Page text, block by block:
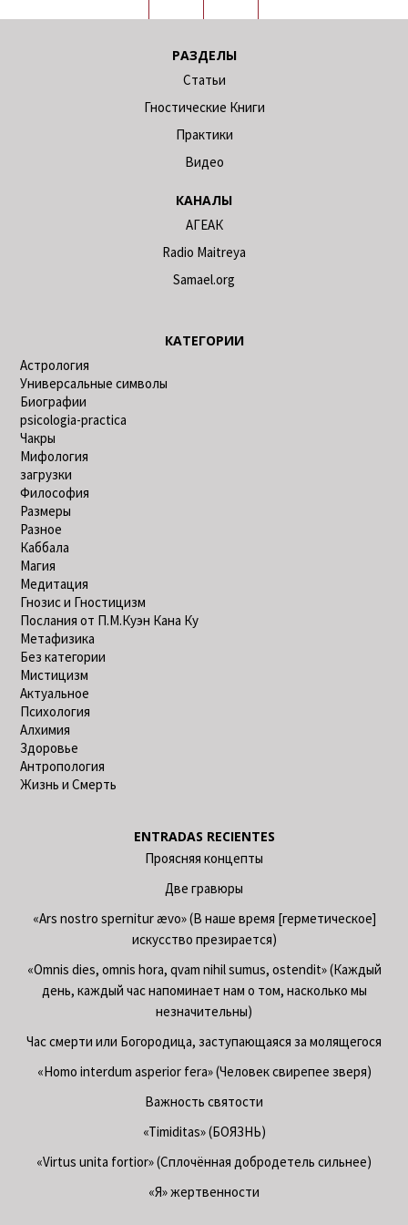
РАЗДЕЛЫ
Статьи
Гностические Книги
Практики
Видео
КАНАЛЫ
АГЕАК
Radio Maitreya
Samael.org
КАТЕГОРИИ
Астрология
Универсальные символы
Биографии
psicologia-practica
Чакры
Мифология
загрузки
Философия
Размеры
Разное
Каббала
Магия
Медитация
Гнозис и Гностицизм
Послания от П.М.Куэн Кана Ку
Метафизика
Без категории
Мистицизм
Актуальное
Психология
Алхимия
Здоровье
Антропология
Жизнь и Смерть
ENTRADAS RECIENTES
Проясняя концепты
Две гравюры
«Ars nostro spernitur ævo» (В наше время [герметическое]
искусство презирается)
«Omnis dies, omnis hora, qvam nihil sumus, ostendit» (Каждый
день, каждый час напоминает нам о том, насколько мы
незначительны)
Час смерти или Богородица, заступающаяся за молящегося
«Homo interdum asperior fera» (Человек свирепее зверя)
Важность святости
«Timiditas» (БОЯЗНЬ)
«Virtus unita fortior» (Сплочённая добродетель сильнее)
«Я» жертвенности